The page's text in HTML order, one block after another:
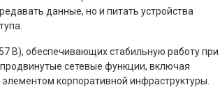
данные, но и питать устройства
В), обеспечивающих стабильную работу при
сетевые функции, включая
корпоративной инфраструктуры.